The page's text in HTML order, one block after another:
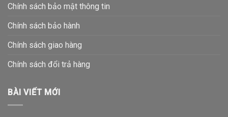
Chính sách bảo mật thông tin
Chính sách bảo hành
Chính sách giao hàng
Chính sách đổi trả hàng
BÀI VIẾT MỚI